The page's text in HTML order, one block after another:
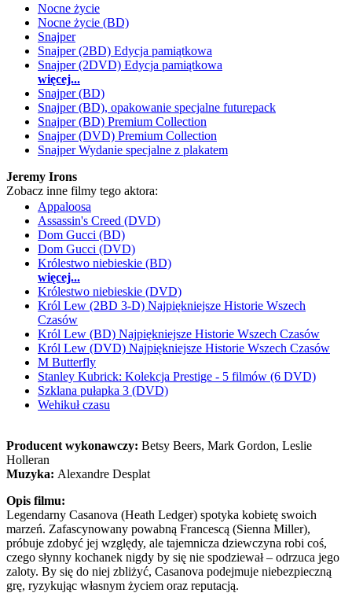
Nocne życie
Nocne życie (BD)
Snajper
Snajper (2BD) Edycja pamiątkowa
Snajper (2DVD) Edycja pamiątkowa
więcej...
Snajper (BD)
Snajper (BD), opakowanie specjalne futurepack
Snajper (BD) Premium Collection
Snajper (DVD) Premium Collection
Snajper Wydanie specjalne z plakatem
Jeremy Irons
Zobacz inne filmy tego aktora:
Appaloosa
Assassin's Creed (DVD)
Dom Gucci (BD)
Dom Gucci (DVD)
Królestwo niebieskie (BD)
więcej...
Królestwo niebieskie (DVD)
Król Lew (2BD 3-D) Najpiękniejsze Historie Wszech
Czasów
Król Lew (BD) Najpiękniejsze Historie Wszech Czasów
Król Lew (DVD) Najpiękniejsze Historie Wszech Czasów
M Butterfly
Stanley Kubrick: Kolekcja Prestige - 5 filmów (6 DVD)
Szklana pułapka 3 (DVD)
Wehikuł czasu
Producent wykonawczy: Betsy Beers, Mark Gordon, Leslie
Holleran
Muzyka: Alexandre Desplat
Opis filmu:
Legendarny Casanova (Heath Ledger) spotyka kobietę swoich
marzeń. Zafascynowany powabną Francescą (Sienna Miller),
próbuje zdobyć jej względy, ale tajemnicza dziewczyna robi coś,
czego słynny kochanek nigdy by się nie spodziewał – odrzuca jego
zaloty. By się do niej zbliżyć, Casanova podejmuje niebezpieczną
grę, ryzykując własnym życiem oraz reputacją.